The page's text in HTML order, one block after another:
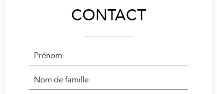
CONTACT